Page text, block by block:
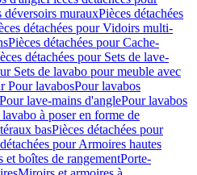
déversoirs murauxPièces détachées
détachées pour Vidoirs multi-
Pièces détachées pour Cache-
détachées pour Sets de lave-
Sets de lavabo pour meuble avec
Pour lavabosPour lavabos
lave-mains d'anglePour lavabos
à poser en forme de
basPièces détachées pour
pour Armoires hautes
et boîtes de rangementPorte-